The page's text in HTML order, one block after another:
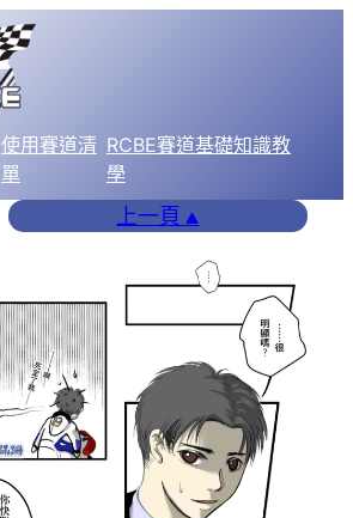
使用賽道清
單
RCBE賽道基礎知識教
學
上一頁▲